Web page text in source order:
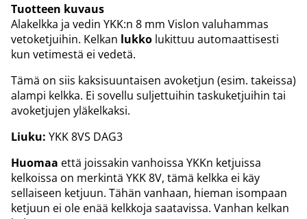
Tuotteen kuvaus
Alakelkka ja vedin YKK:n 8 mm Vislon valuhammas
vetoketjuihin. Kelkan lukko lukittuu automaattisesti
kun vetimestä ei vedetä.
Tämä on siis kaksisuuntaisen avoketjun (esim. takeissa)
alampi kelkka. Ei sovellu suljettuihin taskuketjuihin tai
avoketjujen yläkelkaksi.
Liuku: YKK 8VS DAG3
Huomaa että joissakin vanhoissa YKKn ketjuissa
kelkoissa on merkintä YKK 8V, tämä kelkka ei käy
sellaiseen ketjuun. Tähän vanhaan, hieman isompaan
ketjuun ei ole enää kelkkoja saatavissa. Vanhan kelkan